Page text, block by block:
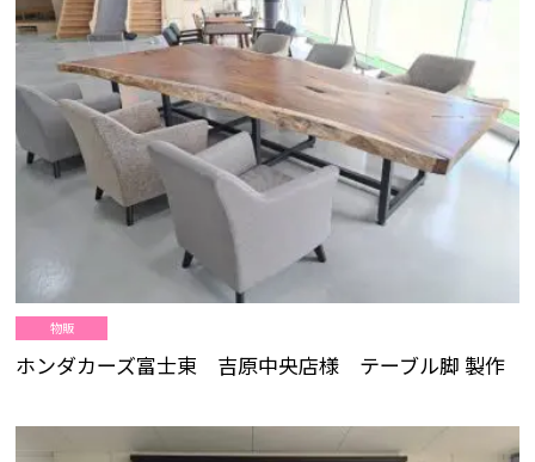
物販
ホンダカーズ富士東 吉原中央店様 テーブル脚 製作